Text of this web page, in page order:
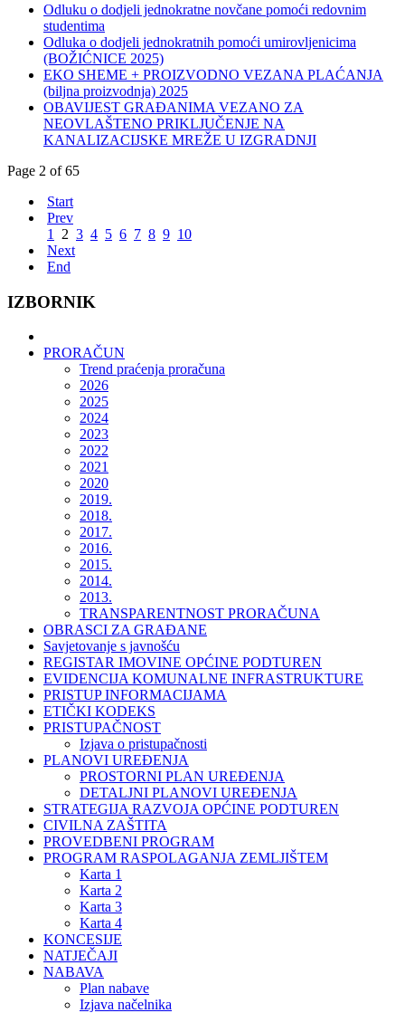
Odluku o dodjeli jednokratne novčane pomoći redovnim
studentima
Odluka o dodjeli jednokratnih pomoći umirovljenicima
(BOŽIĆNICE 2025)
EKO SHEME + PROIZVODNO VEZANA PLAĆANJA
(biljna proizvodnja) 2025
OBAVIJEST GRAĐANIMA VEZANO ZA
NEOVLAŠTENO PRIKLJUČENJE NA
KANALIZACIJSKE MREŽE U IZGRADNJI
Page 2 of 65
Start
Prev
1
2 3 4 5 6 7 8 9 10
Next
End
IZBORNIK
PRORAČUN
Trend praćenja proračuna
2026
2025
2024
2023
2022
2021
2020
2019.
2018.
2017.
2016.
2015.
2014.
2013.
TRANSPARENTNOST PRORAČUNA
OBRASCI ZA GRAĐANE
Savjetovanje s javnošću
REGISTAR IMOVINE OPĆINE PODTUREN
EVIDENCIJA KOMUNALNE INFRASTRUKTURE
PRISTUP INFORMACIJAMA
ETIČKI KODEKS
PRISTUPAČNOST
Izjava o pristupačnosti
PLANOVI UREĐENJA
PROSTORNI PLAN UREĐENJA
DETALJNI PLANOVI UREĐENJA
STRATEGIJA RAZVOJA OPĆINE PODTUREN
CIVILNA ZAŠTITA
PROVEDBENI PROGRAM
PROGRAM RASPOLAGANJA ZEMLJIŠTEM
Karta 1
Karta 2
Karta 3
Karta 4
KONCESIJE
NATJEČAJI
NABAVA
Plan nabave
Izjava načelnika